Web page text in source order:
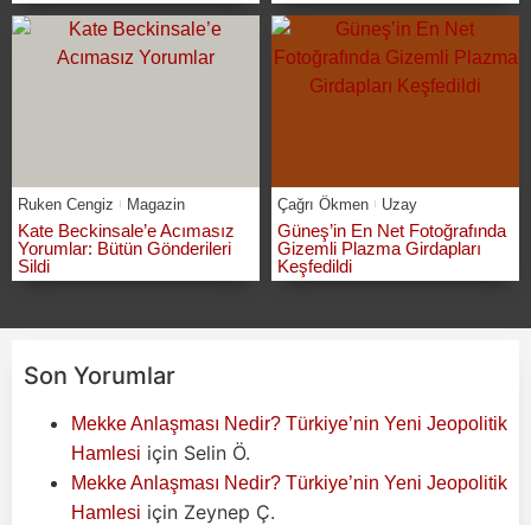
Ruken Cengiz Magazin
Kate Beckinsale’e Acımasız
Yorumlar: Bütün Gönderileri
Sildi
Çağrı Ökmen Uzay
Güneş’in En Net Fotoğrafında
Gizemli Plazma Girdapları
Keşfedildi
Son Yorumlar
Mekke Anlaşması Nedir? Türkiye’nin Yeni Jeopolitik
Hamlesi için Selin Ö.
Mekke Anlaşması Nedir? Türkiye’nin Yeni Jeopolitik
Hamlesi için Zeynep Ç.